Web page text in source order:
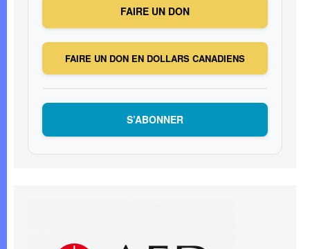
FAIRE UN DON
FAIRE UN DON EN DOLLARS CANADIENS
S’ABONNER